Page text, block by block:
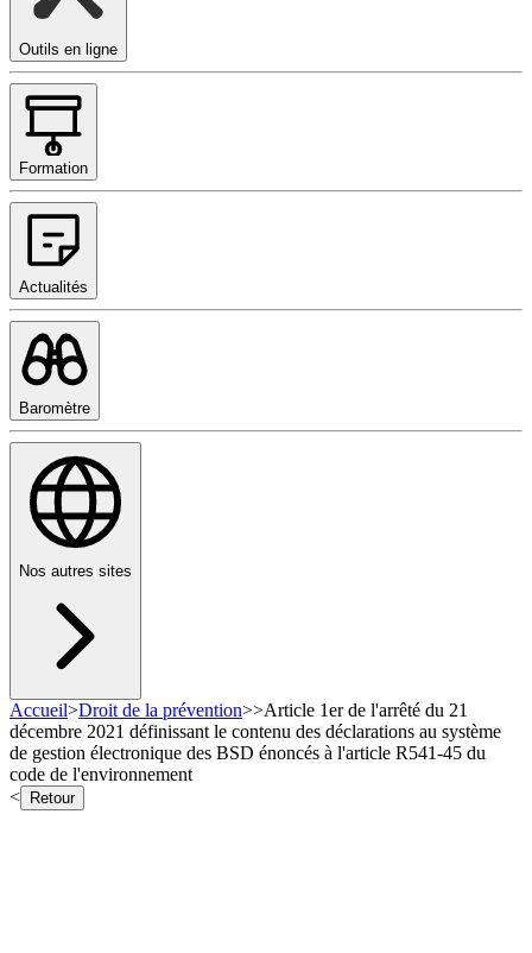
Outils en ligne
Formation
Actualités
Baromètre
Nos autres sites
Accueil>Droit de la prévention>>Article 1er de l'arrêté du 21
décembre 2021 définissant le contenu des déclarations au système
de gestion électronique des BSD énoncés à l'article R541-45 du
code de l'environnement
<
Retour